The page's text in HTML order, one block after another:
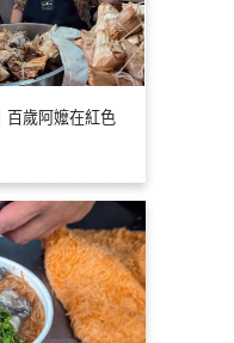
百歲阿嬤在紅色